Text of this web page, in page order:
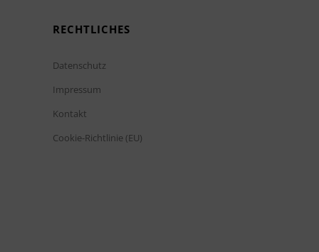
RECHTLICHES
Datenschutz
Impressum
Kontakt
Cookie-Richtlinie (EU)